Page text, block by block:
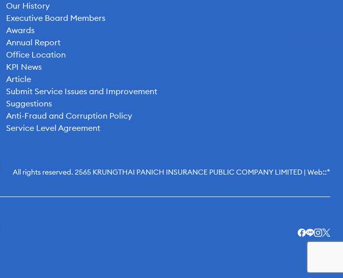
Our History
Executive Board Members
Awards
Annual Report
Office Location
KPI News
Article
Submit Service Issues and Improvement
Suggestions
Anti-Fraud and Corruption Policy
Service Level Agreement
All rights reserved. 2565 KRUNGTHAI PANICH INSURANCE PUBLIC COMPANY LIMITED | Web::*